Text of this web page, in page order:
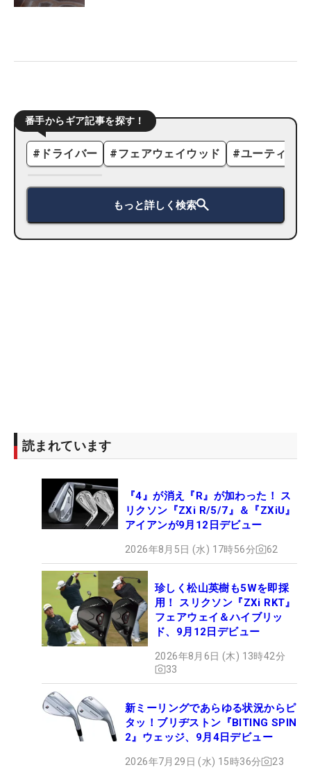
番手からギア記事を探す！
# ドライバー #フェアウェイウッド #ユーティリ
もっと詳しく検索
読まれています
『4』が消え『R』が加わった！ ス
リクソン『ZXi R/5/7』＆『ZXiU』
アイアンが9月12日デビュー
2026年8月5日 (水) 17時56分 62
珍しく松山英樹も5Wを即採
用！ スリクソン『ZXi RKT』
フェアウェイ＆ハイブリッ
ド、9月12日デビュー
2026年8月6日 (木) 13時42分
33
新ミーリングであらゆる状況からピ
タッ！ブリヂストン『BITING SPIN
2』ウェッジ、9月4日デビュー
2026年7月29日 (水) 15時36分 23